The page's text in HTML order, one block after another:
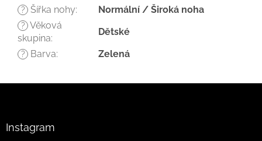
? Šířka nohy: Normální / Široká noha
? Věková
skupina:
Dětské
? Barva: Zelená
Instagram